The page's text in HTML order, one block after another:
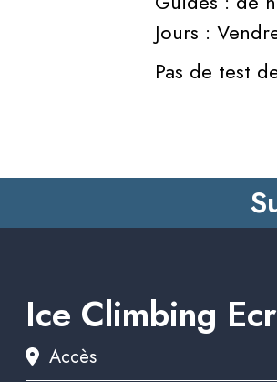
Jours :
Pas de test
Ice Climbing
Accès